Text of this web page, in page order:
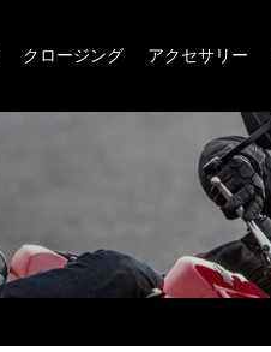
クロージング アクセサリー